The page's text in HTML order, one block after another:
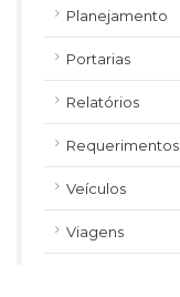
Planejamento
Portarias
Relatórios
Requerimentos
Veículos
Viagens